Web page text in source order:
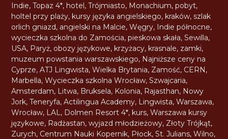
Indie,Topaz 4*, hotel,Trójmiasto, Monachium,pobyt,
holtel przy plaży, kursy języka angielskiego, kraków,szlak
orlich gniazd, angielski na Malcie,Węgry, Indie północne,
wycieczka szkolna do Zamościa,pieskowa skała,Sewilla,
USA, Paryż, obozy językowe, krzyżacy, krasnale, zamki,
muzeum powstania warszawskiego, Najniższe ceny na
Cyprze,ATJ Lingwista,Wielka Brytania, Zamość, CERN,
Marbella,Wycieczka szkolna Wrocław,Szwajcaria,
Amsterdam, Litwa, Bruksela, Kolonia, Rajasthan, Nowy
Jork,Teneryfa,Actilingua Academy, Lingwista,Warszawa,
Wrocław, LAL, Dolmen Resort 4*, kurs,Warszawa kursy
językowe, Radżastan,wyjazd młodzieżowy, Złoty Trójkąt,
Zurych, Centrum Nauki Kopernik, Płock,St. Julians,Wilno,